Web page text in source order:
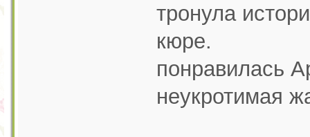
тронула
кюре.
понравилась
неукротимая